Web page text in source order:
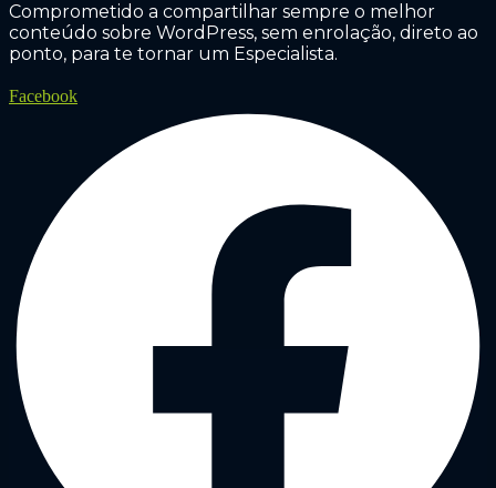
Comprometido a compartilhar sempre o melhor
conteúdo sobre WordPress, sem enrolação, direto ao
ponto, para te tornar um Especialista.
Facebook